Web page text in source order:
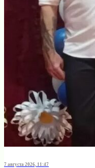
7 августа 2026, 11:47